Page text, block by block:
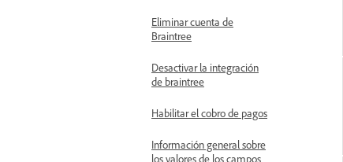
Eliminar cuenta de
Braintree
Desactivar la integración
de braintree
Habilitar el cobro de pagos
Información general sobre
los valores de los campos